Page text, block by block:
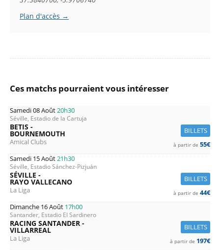
Plan d'accès →
Ces matchs pourraient vous intéresser
Samedi 08 Août20h30
Séville, Estadio de la Cartuja
BILLETS
BETIS -
BOURNEMOUTH
Amical Clubs à partir de 55€
Samedi 15 Août21h30
Séville, Estadio Sánchez-Pizjuán
BILLETS
SÉVILLE -
RAYO VALLECANO
La Liga à partir de 44€
Dimanche 16 Août 17h00
Santander, Estadio El Sardinero
BILLETS
RACING SANTANDER -
VILLARREAL
La Liga à partir de 197€